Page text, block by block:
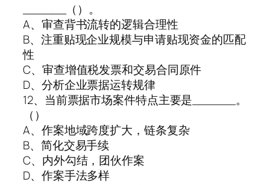
______（）。
A、审查背书流转的逻辑合理性
B、注重贴现企业规模与申请贴现资金的匹配
性
C、审查增值税发票和交易合同原件
D、分析企业票据运转规律
12、当前票据市场案件特点主要是______。
（）
A、作案地域跨度扩大，链条复杂
B、简化交易手续
C、内外勾结，团伙作案
D、作案手法多样